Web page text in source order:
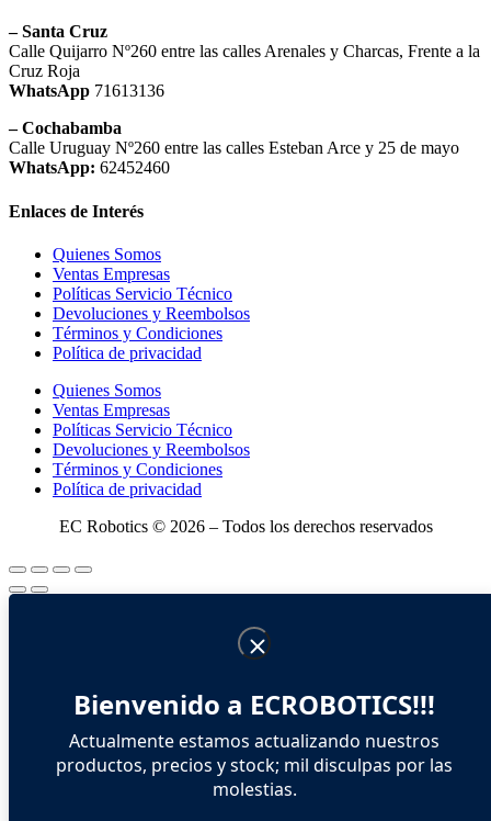
– Santa Cruz
Calle Quijarro Nº260 entre las calles Arenales y Charcas, Frente a la
Cruz Roja
WhatsApp 71613136
– Cochabamba
Calle Uruguay Nº260 entre las calles Esteban Arce y 25 de mayo
WhatsApp: 62452460
Enlaces de Interés
Quienes Somos
Ventas Empresas
Políticas Servicio Técnico
Devoluciones y Reembolsos
Términos y Condiciones
Política de privacidad
Quienes Somos
Ventas Empresas
Políticas Servicio Técnico
Devoluciones y Reembolsos
Términos y Condiciones
Política de privacidad
EC Robotics © 2026 – Todos los derechos reservados
Bienvenido a ECROBOTICS!!!
Actualmente estamos actualizando nuestros
productos, precios y stock; mil disculpas por las
molestias.